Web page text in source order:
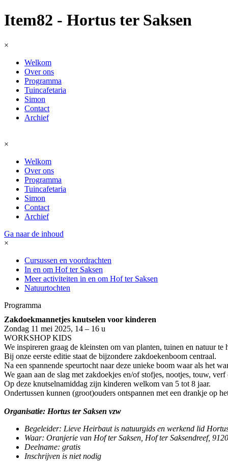
Item82 - Hortus ter Saksen
×
Welkom
Over ons
Programma
Tuincafetaria
Simon
Contact
Archief
×
Welkom
Over ons
Programma
Tuincafetaria
Simon
Contact
Archief
Ga naar de inhoud
×
Cursussen en voordrachten
In en om Hof ter Saksen
Meer activiteiten in en om Hof ter Saksen
Natuurtochten
Programma
Zakdoekmannetjes knutselen voor kinderen
Zondag 11 mei 2025, 14 – 16 u
WORKSHOP KIDS
We inspireren graag de kleinsten om van planten, tuinen en natuur
Bij onze eerste editie staat de bijzondere zakdoekenboom centraal.
Na een spannende speurtocht naar deze unieke boom waar als het
We gaan aan de slag met zakdoekjes en/of stofjes, nootjes, touw,
Op deze knutselnamiddag zijn kinderen welkom van 5 tot 8 jaar.
Ondertussen kunnen (groot)ouders ontspannen met een drankje op
Organisatie: Hortus ter Saksen vzw
Begeleider: Lieve Heirbaut is natuurgids en werkend lid
Waar: Oranjerie van Hof ter Saksen, Hof ter Saksendreef,
Deelname: gratis
Inschrijven is niet nodig